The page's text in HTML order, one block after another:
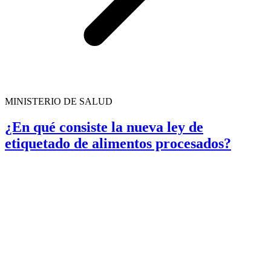
MINISTERIO DE SALUD
¿En qué consiste la nueva ley de
etiquetado de alimentos procesados?